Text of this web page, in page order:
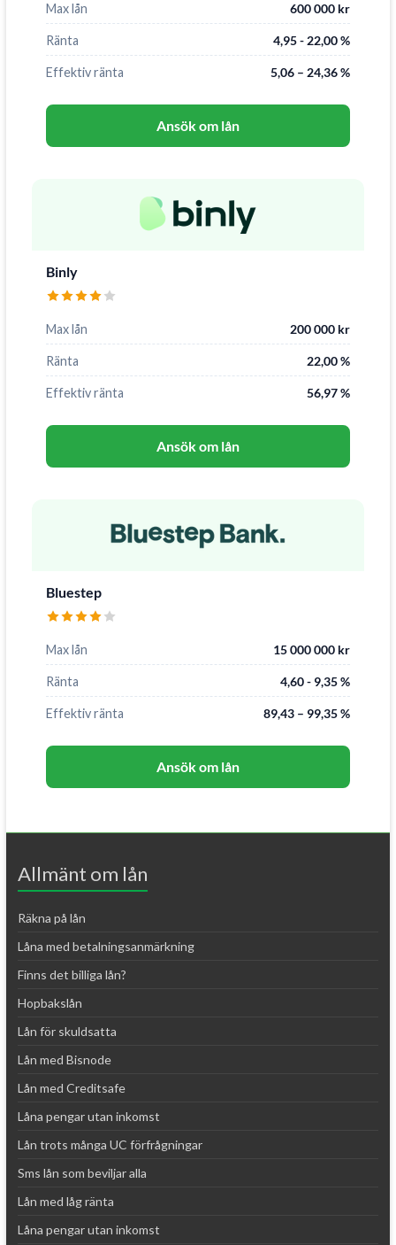
Max lån 600 000 kr
Ränta 4,95 - 22,00 %
Effektiv ränta 5,06 – 24,36 %
Ansök om lån
Binly
Max lån 200 000 kr
Ränta 22,00 %
Effektiv ränta 56,97 %
Ansök om lån
Bluestep
Max lån 15 000 000 kr
Ränta 4,60 - 9,35 %
Effektiv ränta 89,43 – 99,35 %
Ansök om lån
Allmänt om lån
Räkna på lån
Låna med betalningsanmärkning
Finns det billiga lån?
Hopbakslån
Lån för skuldsatta
Lån med Bisnode
Lån med Creditsafe
Låna pengar utan inkomst
Lån trots många UC förfrågningar
Sms lån som beviljar alla
Lån med låg ränta
Låna pengar utan inkomst